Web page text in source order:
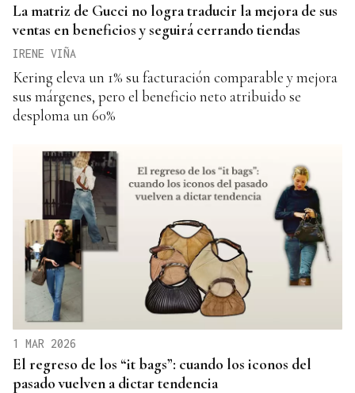
La matriz de Gucci no logra traducir la mejora de sus
ventas en beneficios y seguirá cerrando tiendas
IRENE VIÑA
Kering eleva un 1% su facturación comparable y mejora
sus márgenes, pero el beneficio neto atribuido se
desploma un 60%
1 MAR 2026
El regreso de los “it bags”: cuando los iconos del
pasado vuelven a dictar tendencia